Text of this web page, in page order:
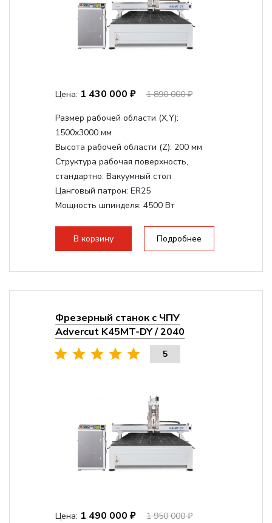
Цена: 1 430 000 ₽ 1 890 000 ₽
Размер рабочей области (Х,Y):
1500x3000 мм
Высота рабочей области (Z): 200 мм
Структура рабочая поверхность,
стандартно: Вакуумный стол
Цанговый патрон: ER25
Мощность шпинделя: 4500 Вт
Мощность инвертора:
10500 Вт
В корзину Подробнее
Фрезерный станок с ЧПУ
Advercut K45MT-DY / 2040
5
Цена: 1 490 000 ₽ 1 950 000 ₽